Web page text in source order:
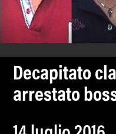
Decapitato
arrestato